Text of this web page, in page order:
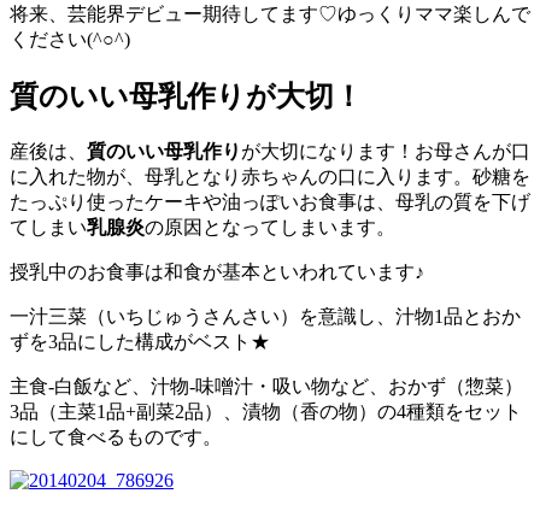
将来、芸能界デビュー期待してます♡ゆっくりママ楽しんで
ください(^○^)
質のいい母乳作りが大切！
産後は、 質のいい母乳作り が大切になります！お母さんが口
に入れた物が、母乳となり赤ちゃんの口に入ります。砂糖を
たっぷり使ったケーキや油っぽいお食事は、母乳の質を下げ
てしまい乳腺炎の原因となってしまいます。
授乳中のお食事は和食が基本といわれています♪
一汁三菜（いちじゅうさんさい）を意識し、汁物1品とおか
ずを3品にした構成がベスト★
主食-白飯など、汁物-味噌汁・吸い物など、おかず（惣菜）
3品（主菜1品+副菜2品）、漬物（香の物）の4種類をセット
にして食べるものです。